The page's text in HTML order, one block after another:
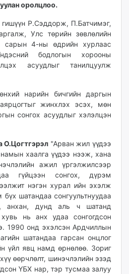
оролцлоо.
Р.Сэддорж, П.Батчимэг,
Улс төрийн зөвлөлийн
сарын 4-ны өдрийн хурлаас
бодлогын хорооны
асуудлыг танилцуулж
нарийн бичгийн даргын
жинхлэх эсэх, мөн
сонгох асуудлыг хэлэлцэн
О.Цогтгэрэл "Арван жил үүдээ
хаалга үүдээ нээж, хана
ажил үргэлжилсээр
гүйцээн сонгох, дүрэм
нэгэн хурал ийн эхэлж
шатандаа сонгуультнуудаа
анхан, дунд аль ч шатанд
нь анх удаа сонгогдсон
1990 онд эхэлсэн Ардчиллын
шатандаа гарсан онцлог
үйл явц намд өрнөлөө. Зориг
өөрчлөлт, шинэчлэлийн эзэд
ҮБХ нар, тэр тусмаа залуу